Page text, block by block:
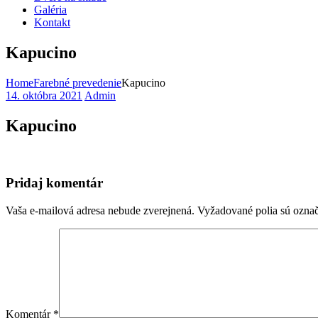
Galéria
Kontakt
Kapucino
HomeFarebné prevedenieKapucino
14. októbra 2021 Admin
Kapucino
Pridaj komentár
Vaša e-mailová adresa nebude zverejnená. Vyžadované polia sú
Komentár *